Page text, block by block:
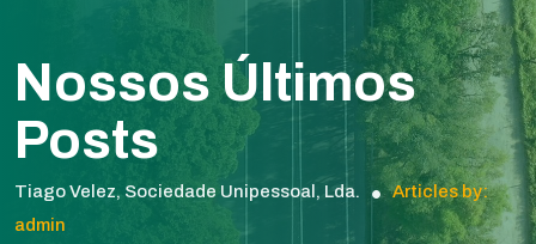
Nossos Últimos
Posts
Tiago Velez, Sociedade Unipessoal, Lda.
Articles by:
admin